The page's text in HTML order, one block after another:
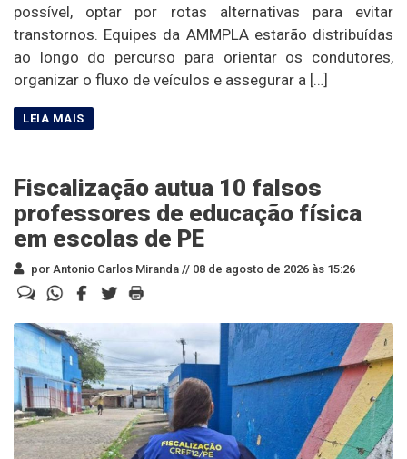
possível, optar por rotas alternativas para evitar
transtornos. Equipes da AMMPLA estarão distribuídas
ao longo do percurso para orientar os condutores,
organizar o fluxo de veículos e assegurar a […]
Fiscalização autua 10 falsos
professores de educação física
em escolas de PE
por Antonio Carlos Miranda // 08 de agosto de 2026 às 15:26